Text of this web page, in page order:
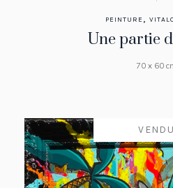
PEINTURE ,
Une partie
70 x 60
VENDU